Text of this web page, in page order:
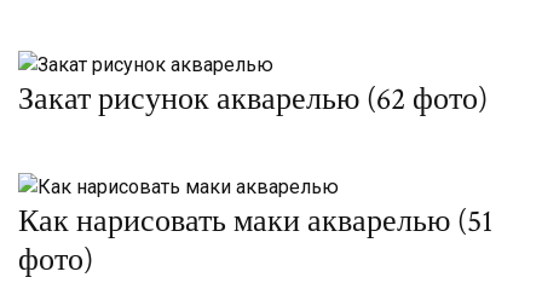
Закат рисунок акварелью (62 фото)
Как нарисовать маки акварелью (51
фото)